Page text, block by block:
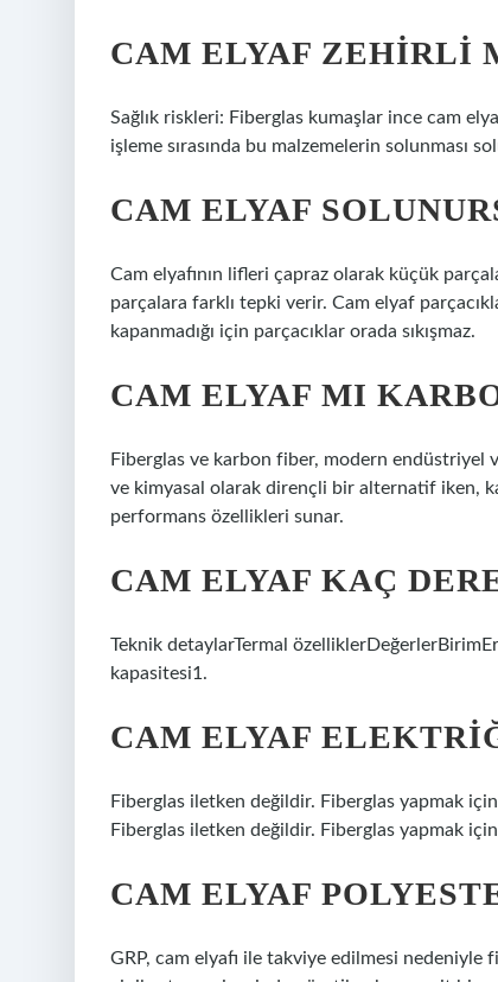
CAM ELYAF ZEHIRLI
Sağlık riskleri: Fiberglas kumaşlar ince cam
işleme sırasında bu malzemelerin solunması
CAM ELYAF
Cam elyafının lifleri çapraz olarak küçük
parçalara farklı tepki verir. Cam elyaf
kapanmadığı için parçacıklar orada sıkışmaz.
CAM ELYAF MI
Fiberglas ve karbon fiber, modern endüstriyel
ve kimyasal olarak dirençli bir alternatif iken,
performans özellikleri sunar.
CAM ELYAF KAÇ
Teknik detaylarTermal
kapasitesi1.
CAM ELYAF
Fiberglas iletken değildir. Fiberglas yapmak
Fiberglas iletken değildir. Fiberglas yapmak
CAM ELYAF
GRP, cam elyafı ile takviye edilmesi nedeniyle